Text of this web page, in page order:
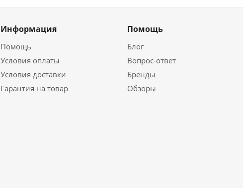
Информация
Помощь
Условия оплаты
Условия доставки
Гарантия на товар
Помощь
Блог
Вопрос-ответ
Бренды
Обзоры